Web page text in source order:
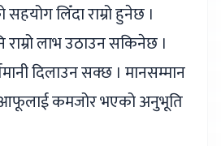
लिँदा राम्रो हुनेछ ।
राम्रो लाभ उठाउन सकिनेछ ।
दिलाउन सक्छ । मानसम्मान
कमजोर भएको अनुभूति